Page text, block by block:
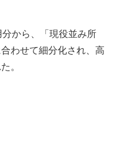
から、「現役並み所
わせて細分化され、高
。